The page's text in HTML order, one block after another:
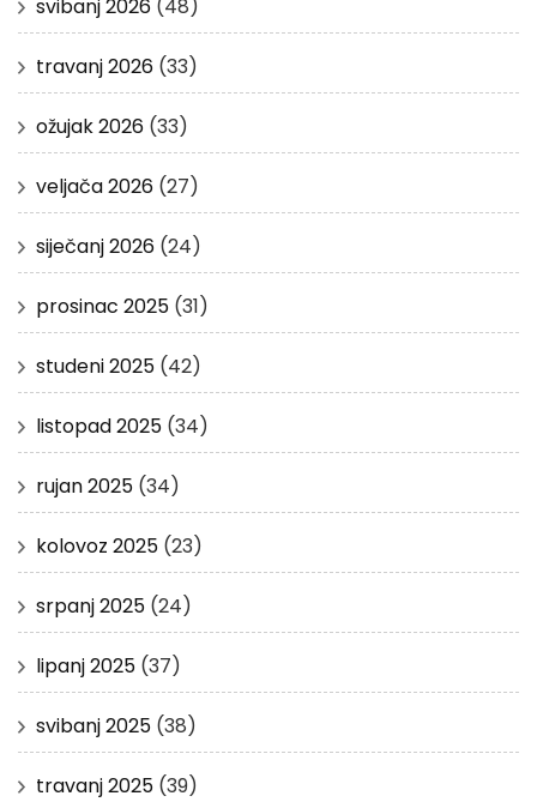
svibanj 2026 (48)
travanj 2026 (33)
ožujak 2026 (33)
veljača 2026 (27)
siječanj 2026 (24)
prosinac 2025 (31)
studeni 2025 (42)
listopad 2025 (34)
rujan 2025 (34)
kolovoz 2025 (23)
srpanj 2025 (24)
lipanj 2025 (37)
svibanj 2025 (38)
travanj 2025 (39)